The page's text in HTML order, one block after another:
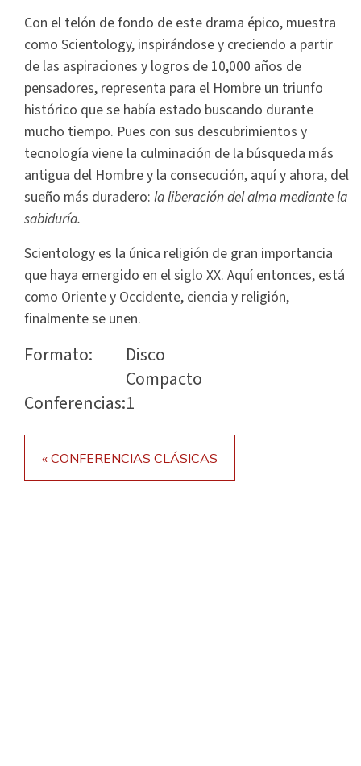
Con el telón de fondo de este drama épico, muestra
como Scientology, inspirándose y creciendo a partir
de las aspiraciones y logros de 10,000 años de
pensadores, representa para el Hombre un triunfo
histórico que se había estado buscando durante
mucho tiempo. Pues con sus descubrimientos y
tecnología viene la culminación de la búsqueda más
antigua del Hombre y la consecución, aquí y ahora, del
sueño más duradero: la liberación del alma mediante la
sabiduría.
Scientology es la única religión de gran importancia
que haya emergido en el siglo XX. Aquí entonces, está
como Oriente y Occidente, ciencia y religión,
finalmente se unen.
Formato:
Disco
Compacto
Conferencias:1
« CONFERENCIAS CLÁSICAS